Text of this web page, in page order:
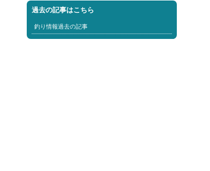
過去の記事はこちら
釣り情報過去の記事